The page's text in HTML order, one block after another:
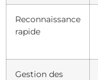
Reconnaissance
rapide
Gestion des